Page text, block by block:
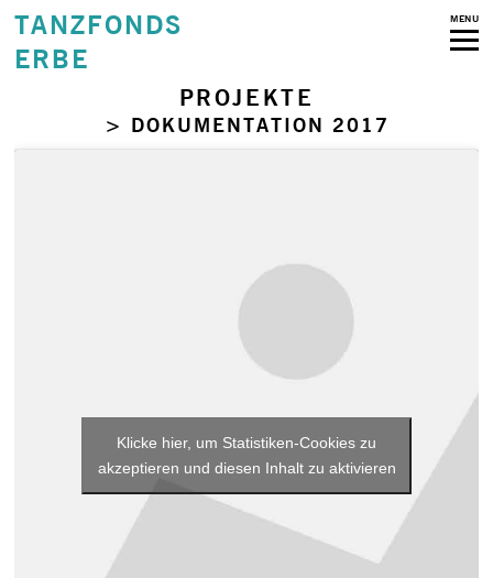
TANZFONDS
ERBE
MENU
PROJEKTE
> DOKUMENTATION 2017
Klicke hier, um Statistiken-Cookies zu
akzeptieren und diesen Inhalt zu aktivieren